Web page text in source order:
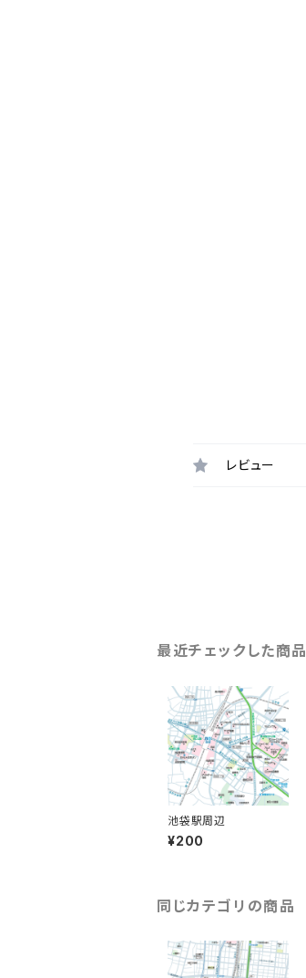
レビュー
最近チェックした商品
池袋駅周辺
¥200
同じカテゴリの商品